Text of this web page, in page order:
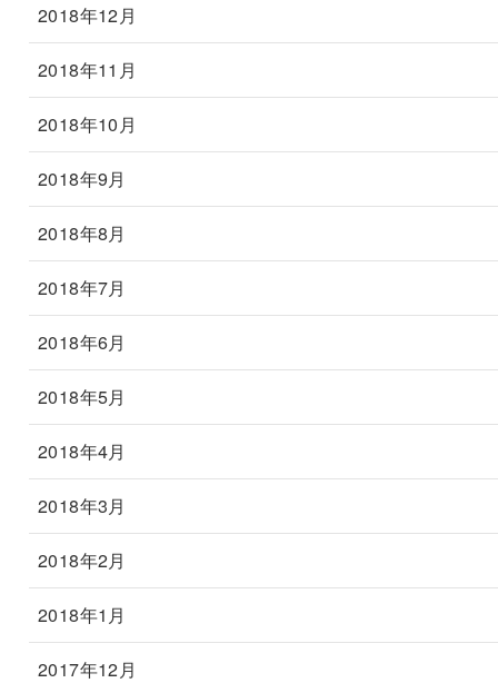
2018年12月
2018年11月
2018年10月
2018年9月
2018年8月
2018年7月
2018年6月
2018年5月
2018年4月
2018年3月
2018年2月
2018年1月
2017年12月